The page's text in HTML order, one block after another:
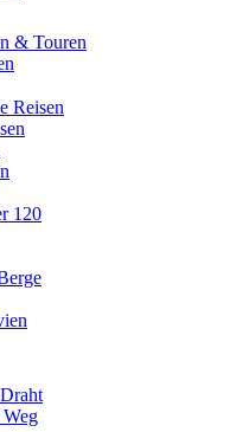
& Touren
120